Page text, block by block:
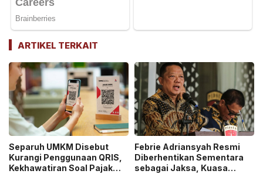
ARTIKEL TERKAIT
Separuh UMKM Disebut
Kurangi Penggunaan QRIS,
Kekhawatiran Soal Pajak
Febrie Adriansyah Resmi
Diberhentikan Sementara
sebagai Jaksa, Kuasa